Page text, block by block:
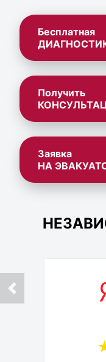
Бесплатная
Получить
Заявка
НА